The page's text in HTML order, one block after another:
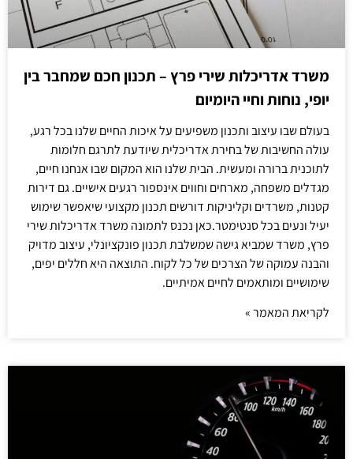
משרד אדריכלות שירי פרץ – תכנון חכם שמחבר בין
יופי, נוחות וחיי היומיום
בעולם שבו עיצוב ותכנון משפיעים על איכות החיים שלנו בכל רגע,
עולה החשיבות של בחירת אדריכלית שיודעת לתרגם חלומות
לתוכנית ברורה ומעשית. הבית שלנו הוא המקום שבו אנחנו חיים,
מגדלים משפחה, מארחים וחווים אינספור רגעים אישיים. גם דירות
קטנות, משרדים וקליניקות דורשים תכנון מקצועי שיאפשר שימוש
יעיל ונעים בכל סנטימטר.כאן נכנס לתמונה משרד אדריכלות שירי
פרץ, משרד שמביא גישה שמשלבת תכנון פונקציונלי, עיצוב מדויק
והבנה עמוקה של הצרכים של כל לקוח. התוצאה היא חללים יפים,
שימושיים ומותאמים לחיים אמיתיים.
לקריאת המאמר »